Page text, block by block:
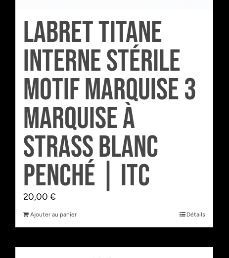
Labret Titane
Interne Stérile
motif Marquise 3
Marquise à
Strass Blanc
Penché | Itc
20,00 €
Ajouter au panier Détails